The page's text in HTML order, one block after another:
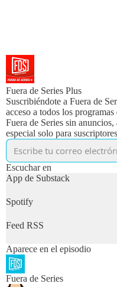
Fuera de Series Plus
Suscribiéndote a Fuera de
acceso a todos los programas
Fuera de Series sin
especial solo para suscriptores
Escuchar en
App de Substack
Spotify
Feed RSS
Aparece en el episodio
Fuera de Series